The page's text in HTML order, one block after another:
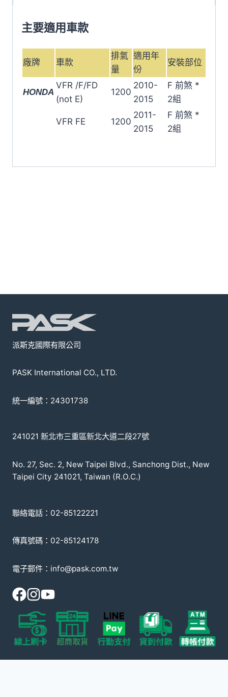
結
SDP-
主要適用車款
廠牌 車款
排氣
量
適用年
份
安裝部位
HONDA
VFR /F/FD
(not E)
1200
2010-
2015
F 前煞 *
2組
VFR FE 1200
2011-
2015
F 前煞 *
2組
派斯克國際有限公司
PASK International CO., LTD.
統一編號：24301738
241021 新北市三重區新北大道二段27號
No. 27, Sec. 2, New Taipei Blvd., Sanchong Dist., New
Taipei City 241021, Taiwan (R.O.C.)
聯絡電話：02-85122221
傳真號碼：02-85124178
電子郵件：info@pask.com.tw